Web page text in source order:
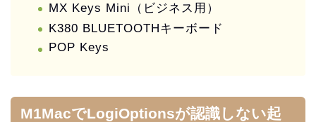
MX Keys Mini（ビジネス用）
K380 BLUETOOTHキーボード
POP Keys
M1MacでLogiOptionsが認識しない起